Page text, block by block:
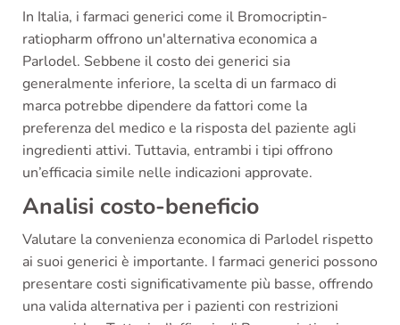
In Italia, i farmaci generici come il Bromocriptin-
ratiopharm offrono un'alternativa economica a
Parlodel. Sebbene il costo dei generici sia
generalmente inferiore, la scelta di un farmaco di
marca potrebbe dipendere da fattori come la
preferenza del medico e la risposta del paziente agli
ingredienti attivi. Tuttavia, entrambi i tipi offrono
un’efficacia simile nelle indicazioni approvate.
Analisi costo-beneficio
Valutare la convenienza economica di Parlodel rispetto
ai suoi generici è importante. I farmaci generici possono
presentare costi significativamente più basse, offrendo
una valida alternativa per i pazienti con restrizioni